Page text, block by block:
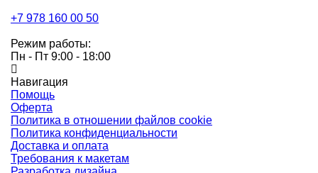
+7 978 160 00 50
Режим работы:
Пн - Пт 9:00 - 18:00
Навигация
Помощь
Оферта
Политика в отношении файлов cookie
Политика конфиденциальности
Доставка и оплата
Требования к макетам